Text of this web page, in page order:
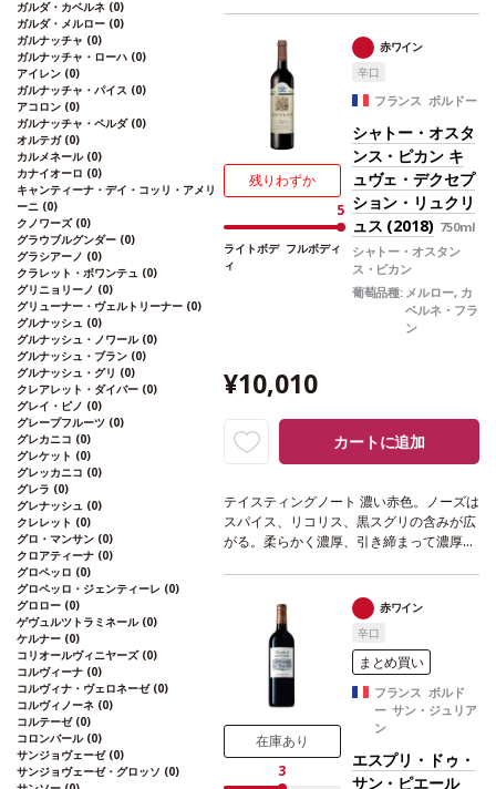
ガルダ・カベルネ (0)
ガルダ・メルロー (0)
ガルナッチャ (0)
ガルナッチャ・ローハ (0)
アイレン (0)
ガルナッチャ・パイス (0)
アコロン (0)
ガルナッチャ・ペルダ (0)
オルテガ (0)
カルメネール (0)
カナイオーロ (0)
キャンティーナ・デイ・コッリ・アメリ
ーニ (0)
クノワーズ (0)
グラウブルグンダー (0)
グラシアーノ (0)
クラレット・ボワンテュ (0)
グリニョリーノ (0)
グリューナー・ヴェルトリーナー (0)
グルナッシュ (0)
グルナッシュ・ノワール (0)
グルナッシュ・ブラン (0)
グルナッシュ・グリ (0)
クレアレット・ダイバー (0)
グレイ・ピノ (0)
グレープフルーツ (0)
グレカニコ (0)
グレケット (0)
グレッカニコ (0)
グレラ (0)
グレナッシュ (0)
クレレット (0)
グロ・マンサン (0)
クロアティーナ (0)
グロペッロ (0)
グロペッロ・ジェンティーレ (0)
グロロー (0)
ゲヴュルツトラミネール (0)
ケルナー (0)
コリオールヴィニヤーズ (0)
コルヴィーナ (0)
コルヴィナ・ヴェロネーゼ (0)
コルヴィノーネ (0)
コルテーゼ (0)
コロンバール (0)
サンジョヴェーゼ (0)
サンジョヴェーゼ・グロッソ (0)
らしくバランスが取れている。アタックは
まっすぐで、程よい酸味を感じ、澱といっ
しょの熟成によりテクスチャーは柔らか
く、完璧な調和を与えている。石灰岩の台
地と火打石でできた粘土質土壌の典型的な
塩味の後味は、10年は熟成する高いポテン
シャルを持つ。
合う料理仔牛の白身肉、
ホタテ貝や魚料理、チーズなどと好相性
萄品種セミヨン、ソーヴィニヨン・ブラ
ン、ミュスカデル
ュを込めて名付けられたワイン。テイステ
ィングノート
深いルビー色。ノーズは濃い
なめし革や熟したチェリーを示し、ほのか
な胡椒が加わる。フルーティーでスモーキ
ーな味わいを感じ、中程度の心地よいタン
ニンを持つ。表情豊かで複雑な一本。
グリルやロースト肉、ストロングチー
ズなどと好相性葡萄品種メルロー 80%、
カベルネ・フラン 20%
残りわずか
5
ライトボデ
ィ
フルボディ
赤ワイン
辛口
フランス ボルドー
シャトー・オスタ
ンス・ピカン キ
ュヴェ・デクセプ
ション・リュクリ
ュス (2018) 750ml
シャトー・オスタン
ス・ピカン
葡萄品種: メルロー, カ
ベルネ・フラ
ン
¥10,010
カートに追加
テイスティングノート 濃い赤色。ノーズは
スパイス、リコリス、黒スグリの含みが広
がる。柔らかく濃厚、引き締まって濃厚な
チョコレートを感じる。力強いフィニッシ
ュはミネラルのフレッシュさを伴う。
赤身肉やお好みの食事、セミドライチ
ーズなどと好相性。
葡萄品種
ー、20% カベルネ・フラン*本ヴィンテー
ジが在庫切れの場合、在庫があり価格が同
様の場合は自動的に次のヴィンテージに変
更されます、ご了承ください。
在庫あり
3
赤ワイン
辛口
まとめ買い
フランス ボルド
ー サン・ジュリア
ン
エスプリ・ドゥ・
サン・ピエール